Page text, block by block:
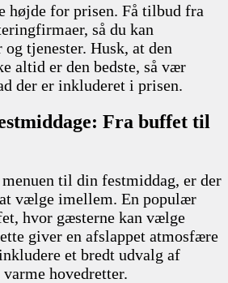
højde for prisen. Få tilbud fra
så du kan
tjenester. Husk, at den
altid er den bedste, så vær
der er inkluderet i prisen.
Fra buffet til
til din festmiddag, er der
vælge imellem. En populær
hvor gæsterne kan vælge
giver en afslappet atmosfære
et bredt udvalg af
hovedretter.